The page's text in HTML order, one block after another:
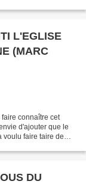
L'EGLISE
(MARC
connaître cet
d'ajouter que le
voulu faire taire de
DU